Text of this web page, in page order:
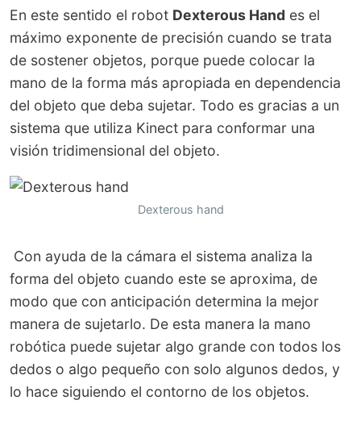
En este sentido el robot Dexterous Hand es el
máximo exponente de precisión cuando se trata
de sostener objetos, porque puede colocar la
mano de la forma más apropiada en dependencia
del objeto que deba sujetar. Todo es gracias a un
sistema que utiliza Kinect para conformar una
visión tridimensional del objeto.
Dexterous hand
Con ayuda de la cámara el sistema analiza la
forma del objeto cuando este se aproxima, de
modo que con anticipación determina la mejor
manera de sujetarlo. De esta manera la mano
robótica puede sujetar algo grande con todos los
dedos o algo pequeño con solo algunos dedos, y
lo hace siguiendo el contorno de los objetos.